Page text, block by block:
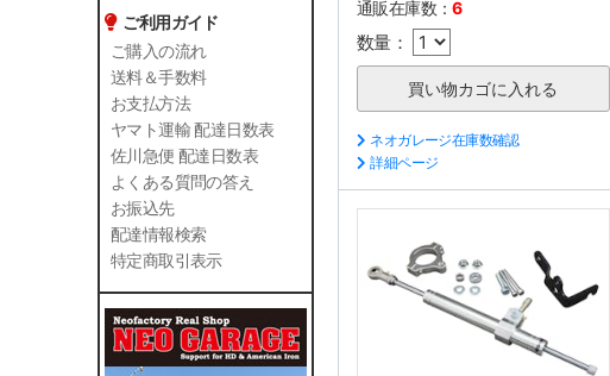
ご利用ガイド
ご購入の流れ
送料＆手数料
お支払方法
ヤマト運輸 配達日数表
佐川急便 配達日数表
よくある質問の答え
お振込先
配達情報検索
特定商取引表示
通販在庫数：6
数量：
ネオガレージ在庫数確認
詳細ページ